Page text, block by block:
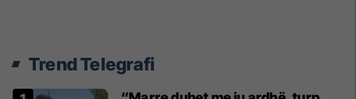
Trend Telegrafi